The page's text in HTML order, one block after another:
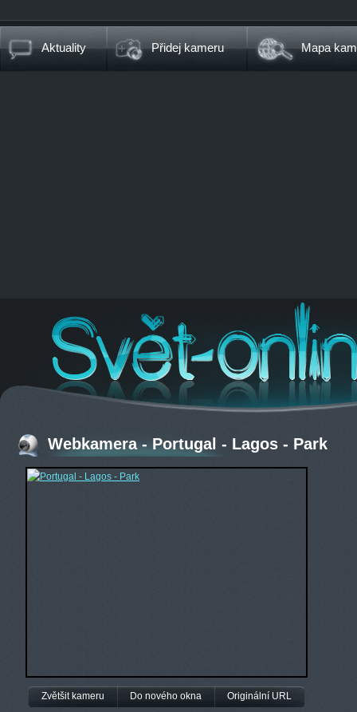
Aktuality Přidej kameru Mapa
Webkamera - Portugal - Lagos - Park
Zvětšit kameru Do nového okna Originální URL